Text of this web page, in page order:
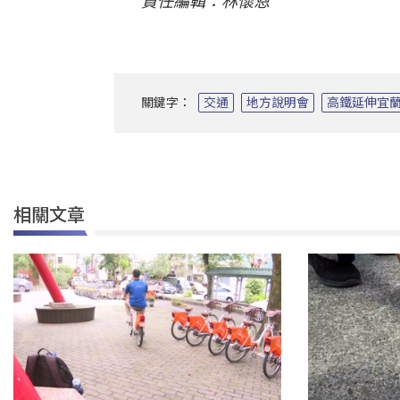
關鍵字： 交通 地方說明會 高鐵延伸宜
相關文章